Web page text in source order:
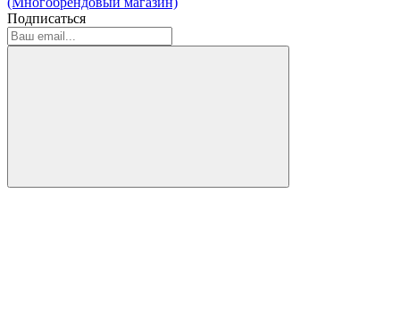
Подписаться